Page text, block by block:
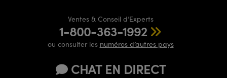
Ventes & Conseil d’Experts
1-800-363-1992
ou consulter les numéros d’autres pays
CHAT EN DIRECT